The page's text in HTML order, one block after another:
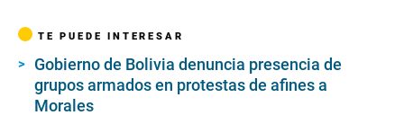
TE PUEDE INTERESAR
Gobierno de Bolivia denuncia presencia de
grupos armados en protestas de afines a
Morales